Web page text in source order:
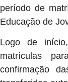
período de
Educação de
Logo de
matrículas
confirmação